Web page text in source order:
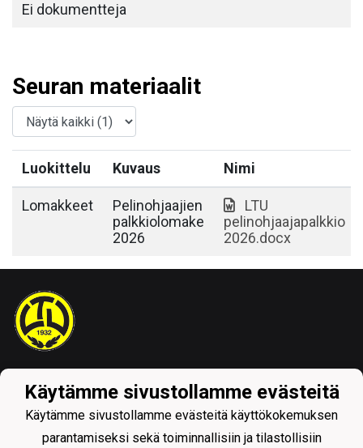
Ei dokumentteja
Seuran materiaalit
Luokittelu Kuvaus Nimi
Lomakkeet
Pelinohjaajien
palkkiolomake
2026
LTU
pelinohjaajapalkkio
2026.docx
Käytämme sivustollamme evästeitä
Käytämme sivustollamme evästeitä käyttökokemuksen
parantamiseksi sekä toiminnallisiin ja tilastollisiin